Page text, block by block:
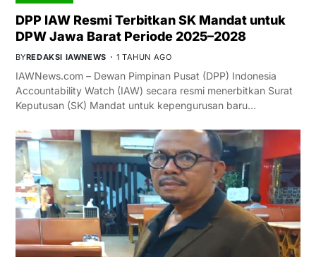
DPP IAW Resmi Terbitkan SK Mandat untuk
DPW Jawa Barat Periode 2025–2028
BYREDAKSI IAWNEWS 1 TAHUN AGO
IAWNews.com – Dewan Pimpinan Pusat (DPP) Indonesia
Accountability Watch (IAW) secara resmi menerbitkan Surat
Keputusan (SK) Mandat untuk kepengurusan baru…